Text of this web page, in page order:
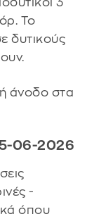
3
Το
δυτικούς
άνοδο στα
06-2026
-
όπου